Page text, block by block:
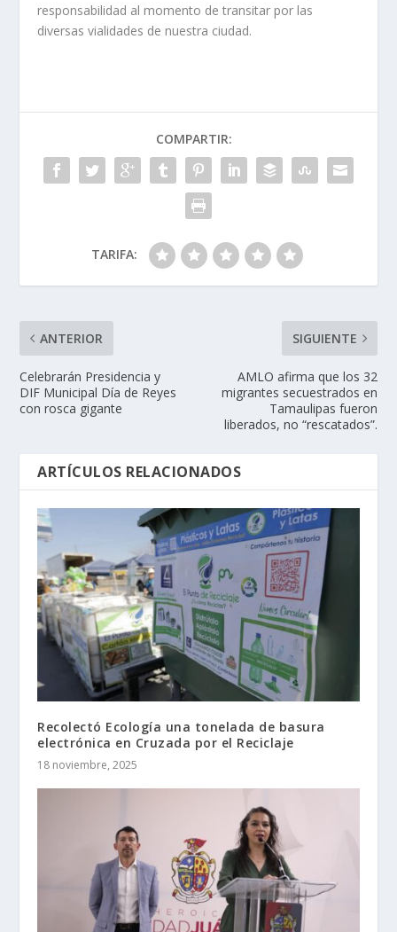
responsabilidad al momento de transitar por las
diversas vialidades de nuestra ciudad.
COMPARTIR:
TARIFA:
ANTERIOR
Celebrarán Presidencia y
DIF Municipal Día de Reyes
con rosca gigante
SIGUIENTE
AMLO afirma que los 32
migrantes secuestrados en
Tamaulipas fueron
liberados, no “rescatados”.
ARTÍCULOS RELACIONADOS
Recolectó Ecología una tonelada de basura
electrónica en Cruzada por el Reciclaje
18 noviembre, 2025